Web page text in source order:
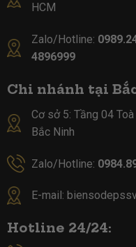
HCM
Zalo/Hotline:
4896999
Chi nhánh tại
Cơ sở 5: Tầng 04
Bắc Ninh
Zalo/Hotline:
E-mail:
Hotline 24/24: